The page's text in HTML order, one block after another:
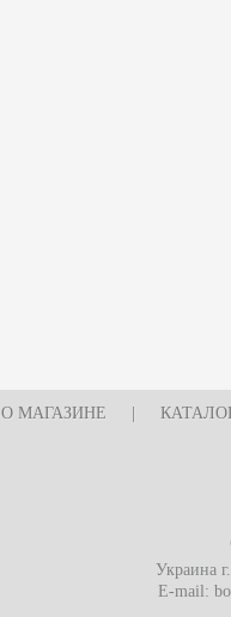
О МАГАЗИНЕ
Украина
E-mail: